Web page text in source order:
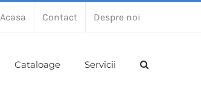
Acasa Contact Despre noi
Cataloage Servicii